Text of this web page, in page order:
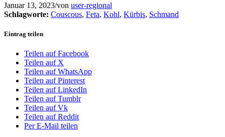
Januar 13, 2023/von user-regional
Schlagworte: Couscous, Feta, Kohl, Kürbis, Schmand
Eintrag teilen
Teilen auf Facebook
Teilen auf X
Teilen auf WhatsApp
Teilen auf Pinterest
Teilen auf LinkedIn
Teilen auf Tumblr
Teilen auf Vk
Teilen auf Reddit
Per E-Mail teilen